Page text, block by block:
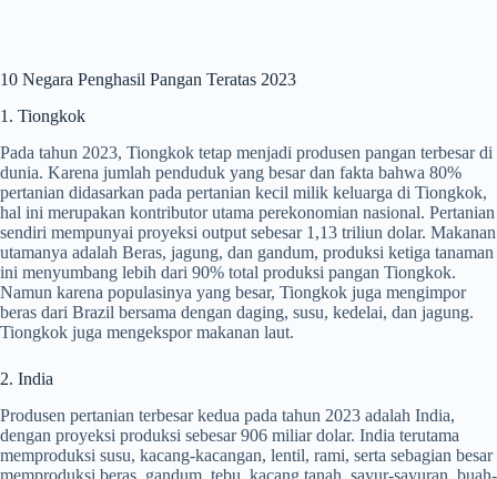
10 Negara Penghasil Pangan Teratas 2023
1. Tiongkok
Pada tahun 2023, Tiongkok tetap menjadi produsen pangan terbesar di
dunia. Karena jumlah penduduk yang besar dan fakta bahwa 80%
pertanian didasarkan pada pertanian kecil milik keluarga di Tiongkok,
hal ini merupakan kontributor utama perekonomian nasional. Pertanian
sendiri mempunyai proyeksi output sebesar 1,13 triliun dolar. Makanan
utamanya adalah Beras, jagung, dan gandum, produksi ketiga tanaman
ini menyumbang lebih dari 90% total produksi pangan Tiongkok.
Namun karena populasinya yang besar, Tiongkok juga mengimpor
beras dari Brazil bersama dengan daging, susu, kedelai, dan jagung.
Tiongkok juga mengekspor makanan laut.
2. India
Produsen pertanian terbesar kedua pada tahun 2023 adalah India,
dengan proyeksi produksi sebesar 906 miliar dolar. India terutama
memproduksi susu, kacang-kacangan, lentil, rami, serta sebagian besar
memproduksi beras, gandum, tebu, kacang tanah, sayur-sayuran, buah-